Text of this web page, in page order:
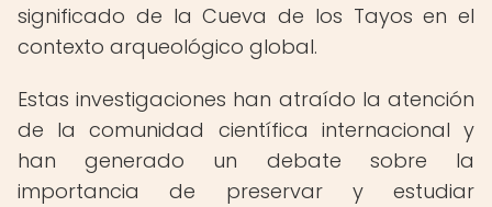
significado de la Cueva de los Tayos en el
contexto arqueológico global.
Estas investigaciones han atraído la atención
de la comunidad científica internacional y
han generado un debate sobre la
importancia de preservar y estudiar